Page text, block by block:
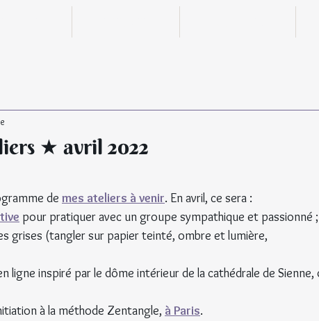
★ avril 2022
de mes ateliers à venir. En avril, ce sera :
pour pratiqueravec un groupe sympathique et passionné
grises (tangler sur papier teinté, ombre et lumière,
ligne inspiré par le dôme intérieur de la cathédrale de
à la méthode Zentangle, à Paris.